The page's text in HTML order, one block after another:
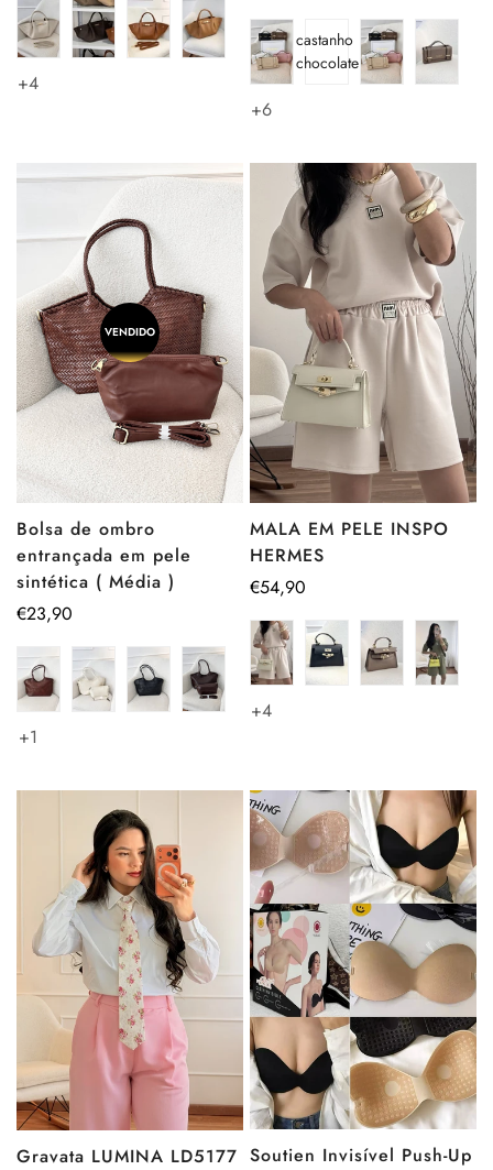
+4
castanho
chocolate
+6
VENDIDO
Bolsa de ombro
entrançada em pele
sintética ( Média )
Preço
€23,90
+1
MALA EM PELE INSPO
HERMES
Preço
€54,90
+4
Gravata LUMINA LD5177 Soutien Invisível Push-Up